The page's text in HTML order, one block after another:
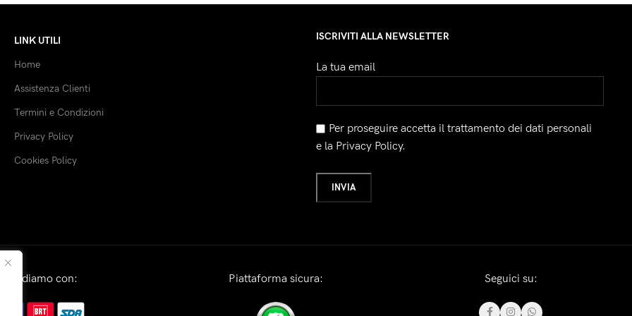
LINK UTILI
Home
Assistenza Clienti
Termini e Condizioni
Privacy Policy
Cookies Policy
ISCRIVITI ALLA NEWSLETTER
La tua email
Per proseguire accetta il trattamento dei dati personali
e la Privacy Policy.
Spediamo con: Piattaforma sicura: Seguici su: